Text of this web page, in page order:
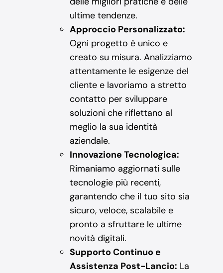
ultime tendenze.
Approccio Personalizzato:
Ogni progetto è unico e
creato su misura. Analizziamo
attentamente le esigenze del
cliente e lavoriamo a stretto
contatto per sviluppare
soluzioni che riflettano al
meglio la sua identità
aziendale.
Innovazione Tecnologica:
Rimaniamo aggiornati sulle
tecnologie più recenti,
garantendo che il tuo sito sia
sicuro, veloce, scalabile e
pronto a sfruttare le ultime
novità digitali.
Supporto Continuo e
Assistenza Post-Lancio: La